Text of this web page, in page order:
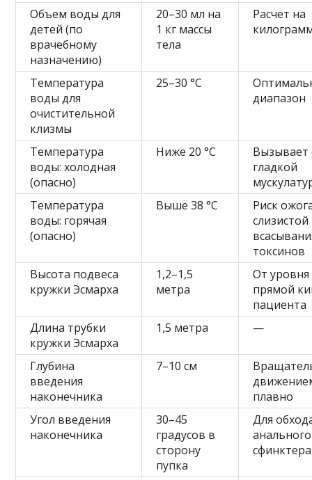
Объем воды для
детей (по
врачебному
назначению)
20–30 мл на
1 кг массы
тела
Расчет на
Температура
воды для
очистительной
клизмы
25–30 °C
диапазон
Температура
воды: холодная
(опасно)
Ниже 20 °C
Вызывает
гладкой
Температура
воды: горячая
(опасно)
Выше 38 °C
Риск
слизистой
токсинов
Высота подвеса
кружки Эсмарха
1,2–1,5
метра
От уровня
прямой
пациента
Длина трубки
кружки Эсмарха
1,5 метра —
Глубина
введения
наконечника
7–10 см
плавно
Угол введения
наконечника
30–45
градусов в
сторону
пупка
Для
анального
сфинктера